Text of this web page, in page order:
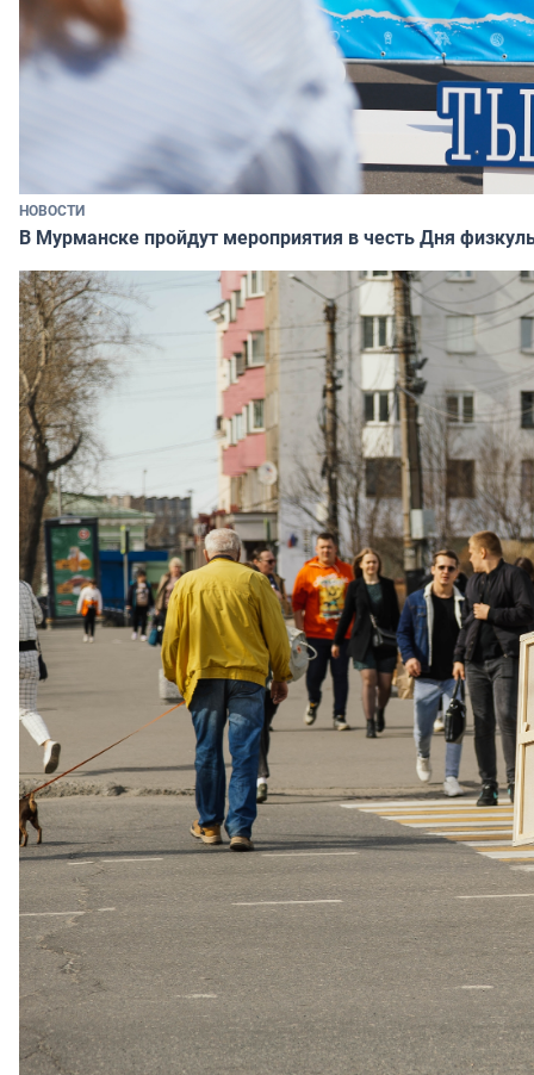
НОВОСТИ
В Мурманске пройдут мероприятия в честь Дня